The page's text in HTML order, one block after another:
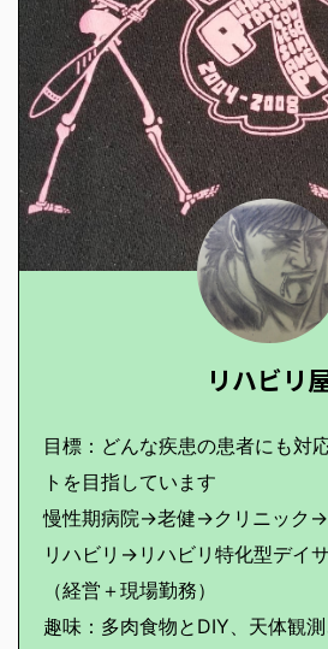
リハビリ
目標：どんな疾患の患者にも対
トを目指しています
慢性期病院→老健→クリニック
リハビリ→リハビリ特化型デイ
（経営＋現場勤務）
趣味：多肉食物とDIY、天体観測